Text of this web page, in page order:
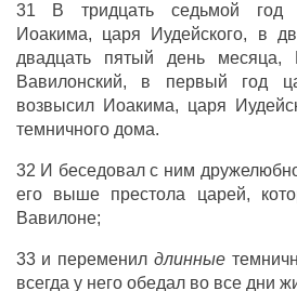
31 В тридцать седьмой год
Иоакима, царя Иудейского, в
двадцать пятый день месяца,
Вавилонский, в первый год
возвысил Иоакима, царя
темничного дома.
32 И беседовал с ним
его выше престола царей,
Вавилоне;
33 и переменил длинные
всегда у него обедал во все дни